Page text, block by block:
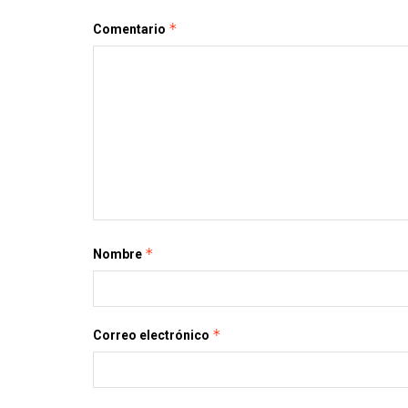
Comentario *
Nombre *
Correo electrónico *